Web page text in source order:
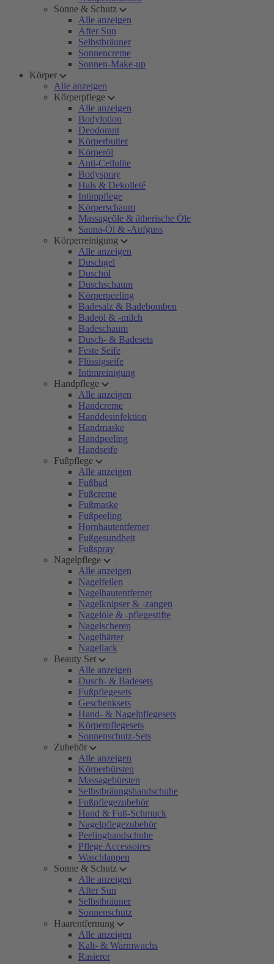
Sonne & Schutz
Alle anzeigen
After Sun
Selbstbräuner
Sonnencreme
Sonnen-Make-up
Körper
Alle anzeigen
Körperpflege
Alle anzeigen
Bodylotion
Deodorant
Körperbutter
Körperöl
Anti-Cellulite
Bodyspray
Hals & Dekolleté
Intimpflege
Körperschaum
Massageöle & ätherische Öle
Sauna-Öl & -Aufguss
Körperreinigung
Alle anzeigen
Duschgel
Duschöl
Duschschaum
Körperpeeling
Badesalz & Badebomben
Badeöl & -milch
Badeschaum
Dusch- & Badesets
Feste Seife
Flüssigseife
Intimreinigung
Handpflege
Alle anzeigen
Handcreme
Handdesinfektion
Handmaske
Handpeeling
Handseife
Fußpflege
Alle anzeigen
Fußbad
Fußcreme
Fußmaske
Fußpeeling
Hornhautentferner
Fußgesundheit
Fußspray
Nagelpflege
Alle anzeigen
Nagelfeilen
Nagelhautentferner
Nagelknipser & -zangen
Nagelöle & -pflegestifte
Nagelscheren
Nagelhärter
Nagellack
Beauty Set
Alle anzeigen
Dusch- & Badesets
Fußpflegesets
Geschenksets
Hand- & Nagelpflegesets
Körperpflegesets
Sonnenschutz-Sets
Zubehör
Alle anzeigen
Körperbürsten
Massagebürsten
Selbstbräungshandschuhe
Fußpflegezubehör
Hand & Fuß-Schmuck
Nagelpflegezubehör
Peelinghandschuhe
Pflege Accessoires
Waschlappen
Sonne & Schutz
Alle anzeigen
After Sun
Selbstbräuner
Sonnenschutz
Haarentfernung
Alle anzeigen
Kalt- & Warmwachs
Rasierer